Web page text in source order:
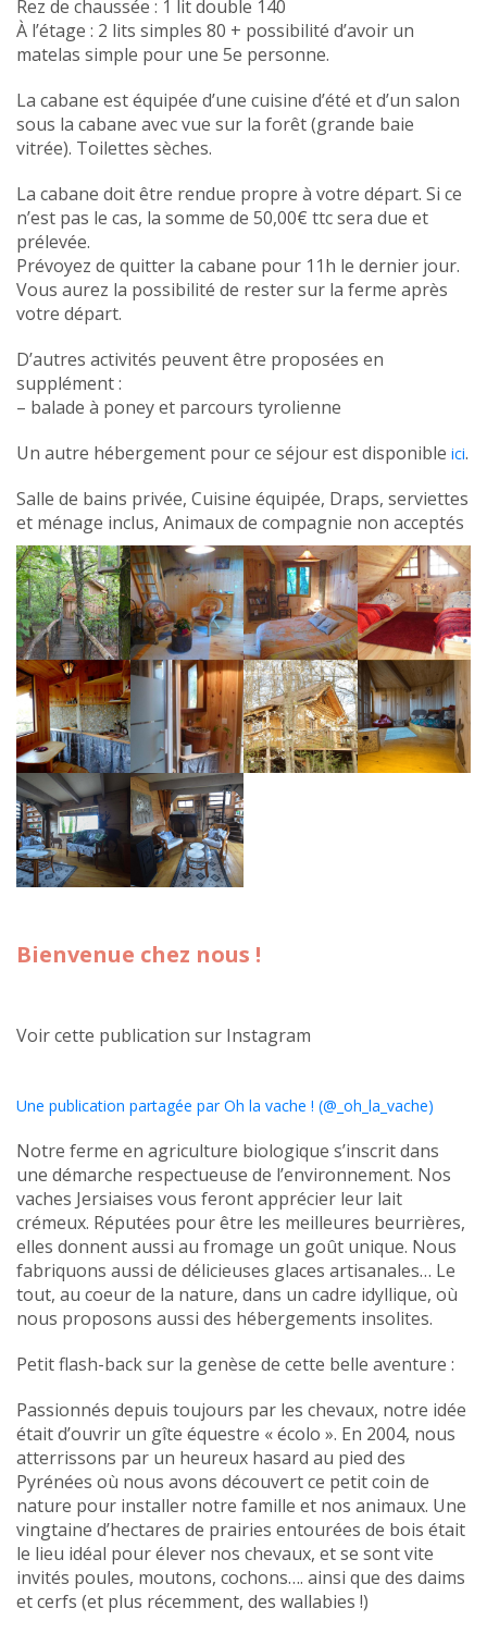
Rez de chaussée : 1 lit double 140
À l’étage : 2 lits simples 80 + possibilité d’avoir un
matelas simple pour une 5e personne.
La cabane est équipée d’une cuisine d’été et d’un salon
sous la cabane avec vue sur la forêt (grande baie
vitrée). Toilettes sèches.
La cabane doit être rendue propre à votre départ. Si ce
n’est pas le cas, la somme de 50,00€ ttc sera due et
prélevée.
Prévoyez de quitter la cabane pour 11h le dernier jour.
Vous aurez la possibilité de rester sur la ferme après
votre départ.
D’autres activités peuvent être proposées en
supplément :
– balade à poney et parcours tyrolienne
Un autre hébergement pour ce séjour est disponible ici.
Salle de bains privée, Cuisine équipée, Draps, serviettes
et ménage inclus, Animaux de compagnie non acceptés
Bienvenue chez nous !
Voir cette publication sur Instagram
Une publication partagée par Oh la vache ! (@_oh_la_vache)
Notre ferme en agriculture biologique s’inscrit dans
une démarche respectueuse de l’environnement. Nos
vaches Jersiaises vous feront apprécier leur lait
crémeux. Réputées pour être les meilleures beurrières,
elles donnent aussi au fromage un goût unique. Nous
fabriquons aussi de délicieuses glaces artisanales… Le
tout, au coeur de la nature, dans un cadre idyllique, où
nous proposons aussi des hébergements insolites.
Petit flash-back sur la genèse de cette belle aventure :
Passionnés depuis toujours par les chevaux, notre idée
était d’ouvrir un gîte équestre « écolo ». En 2004, nous
atterrissons par un heureux hasard au pied des
Pyrénées où nous avons découvert ce petit coin de
nature pour installer notre famille et nos animaux. Une
vingtaine d’hectares de prairies entourées de bois était
le lieu idéal pour élever nos chevaux, et se sont vite
invités poules, moutons, cochons…. ainsi que des daims
et cerfs (et plus récemment, des wallabies !)